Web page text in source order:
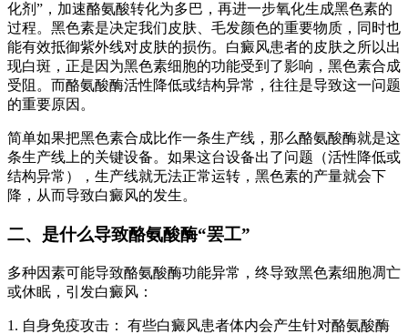
化剂”，加速酪氨酸转化为多巴，再进一步氧化生成黑色素的
过程。黑色素是决定我们皮肤、毛发颜色的重要物质，同时也
能有效抵御紫外线对皮肤的损伤。白癜风患者的皮肤之所以出
现白斑，正是因为黑色素细胞的功能受到了影响，黑色素合成
受阻。而酪氨酸酶活性降低或结构异常，往往是导致这一问题
的重要原因。
简单如果把黑色素合成比作一条生产线，那么酪氨酸酶就是这
条生产线上的关键设备。如果这台设备出了问题（活性降低或
结构异常），生产线就无法正常运转，黑色素的产量就会下
降，从而导致白癜风的发生。
二、是什么导致酪氨酸酶“罢工”
多种因素可能导致酪氨酸酶功能异常，终导致黑色素细胞凋亡
或休眠，引发白癜风：
1. 自身免疫攻击： 有些白癜风患者体内会产生针对酪氨酸酶